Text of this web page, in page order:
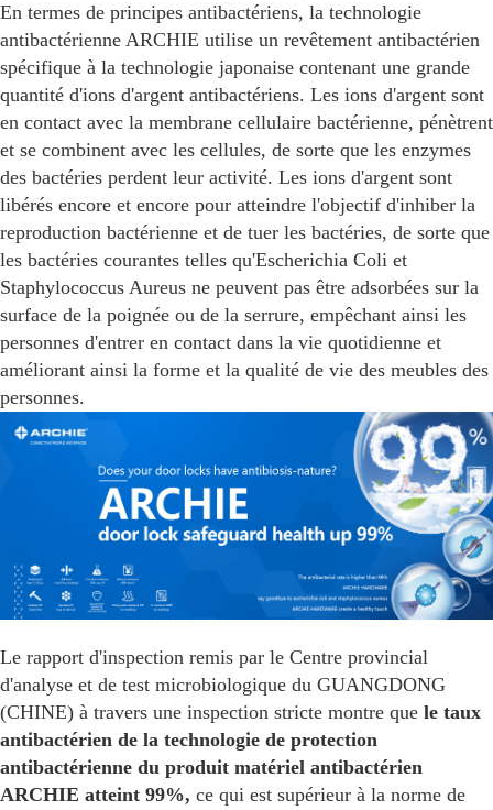
En termes de principes antibactériens, la technologie
antibactérienne ARCHIE utilise un revêtement antibactérien
spécifique à la technologie japonaise contenant une grande
quantité d'ions d'argent antibactériens. Les ions d'argent sont
en contact avec la membrane cellulaire bactérienne, pénètrent
et se combinent avec les cellules, de sorte que les enzymes
des bactéries perdent leur activité. Les ions d'argent sont
libérés encore et encore pour atteindre l'objectif d'inhiber la
reproduction bactérienne et de tuer les bactéries, de sorte que
les bactéries courantes telles qu'Escherichia Coli et
Staphylococcus Aureus ne peuvent pas être adsorbées sur la
surface de la poignée ou de la serrure, empêchant ainsi les
personnes d'entrer en contact dans la vie quotidienne et
améliorant ainsi la forme et la qualité de vie des meubles des
personnes.
Le rapport d'inspection remis par le Centre provincial
d'analyse et de test microbiologique du GUANGDONG
(CHINE) à travers une inspection stricte montre que le taux
antibactérien de la technologie de protection
antibactérienne du produit matériel antibactérien
ARCHIE atteint 99%, ce qui est supérieur à la norme de